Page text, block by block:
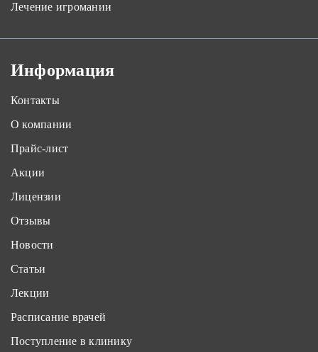
Лечение игромании
Информация
Контакты
О компании
Прайс-лист
Акции
Лицензии
Отзывы
Новости
Статьи
Лекции
Расписание врачей
Поступление в клинику